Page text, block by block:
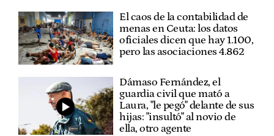
El caos de la contabilidad de
menas en Ceuta: los datos
oficiales dicen que hay 1.100,
pero las asociaciones 4.862
Dámaso Fernández, el
guardia civil que mató a
Laura, "le pegó" delante de sus
hijas: "insultó" al novio de
ella, otro agente